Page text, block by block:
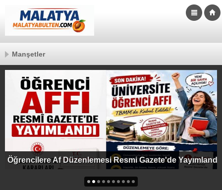
Manşetler
Öğrencilere Af Düzenlemesi Resmi Gazete'de Yayımlandı